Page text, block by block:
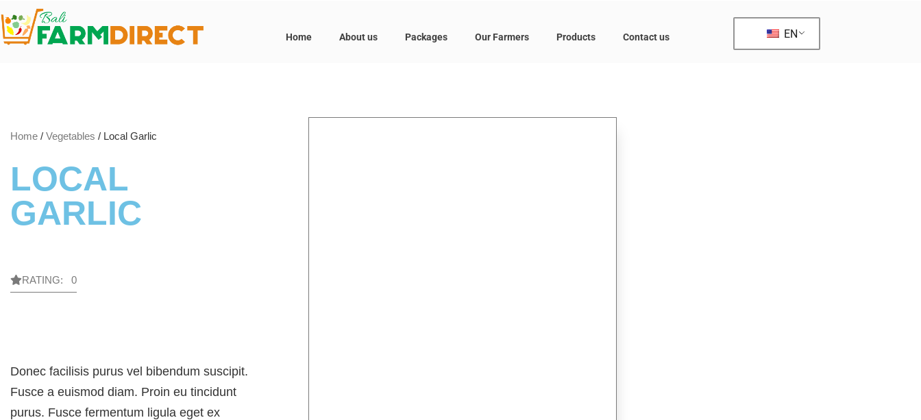
Home About us Packages Our Farmers Products Contact us EN
Home / Vegetables / Local Garlic
LOCAL
GARLIC
RATING: 0
Donec facilisis purus vel bibendum suscipit.
Fusce a euismod diam. Proin eu tincidunt
purus. Fusce fermentum ligula eget ex